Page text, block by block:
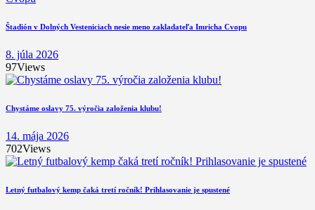
Štadión v Dolných Vesteniciach nesie meno zakladateľa Imricha Cvopu
8. júla 2026
97Views
Chystáme oslavy 75. výročia založenia klubu!
14. mája 2026
702Views
Letný futbalový kemp čaká tretí ročník! Prihlasovanie je spustené